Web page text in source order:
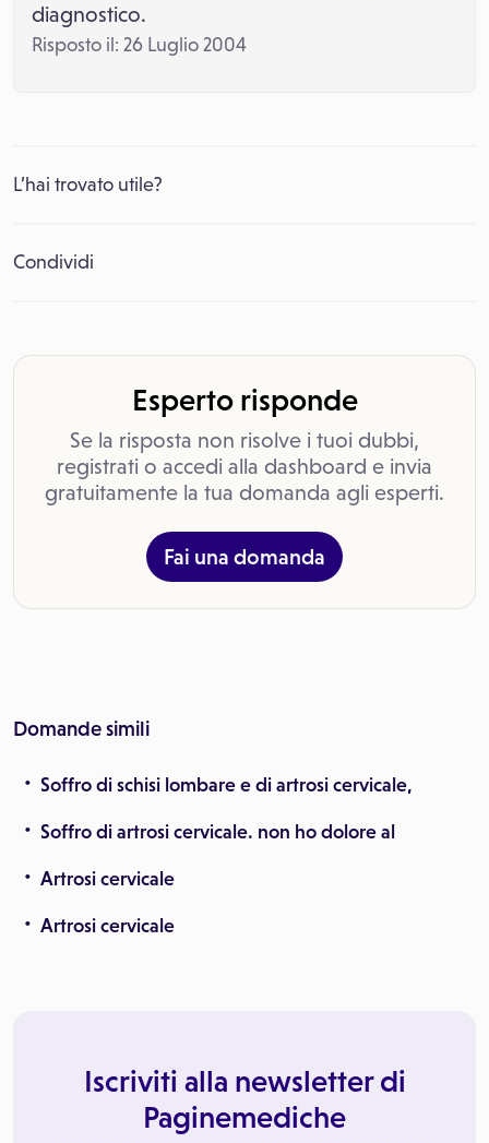
diagnostico.
Risposto il: 26 Luglio 2004
L’hai trovato utile?
Condividi
Esperto risponde
Se la risposta non risolve i tuoi dubbi,
registrati o accedi alla dashboard e invia
gratuitamente la tua domanda agli esperti.
Fai una domanda
Domande simili
Soffro di schisi lombare e di artrosi cervicale,
Soffro di artrosi cervicale. non ho dolore al
Artrosi cervicale
Artrosi cervicale
Iscriviti alla newsletter di
Paginemediche